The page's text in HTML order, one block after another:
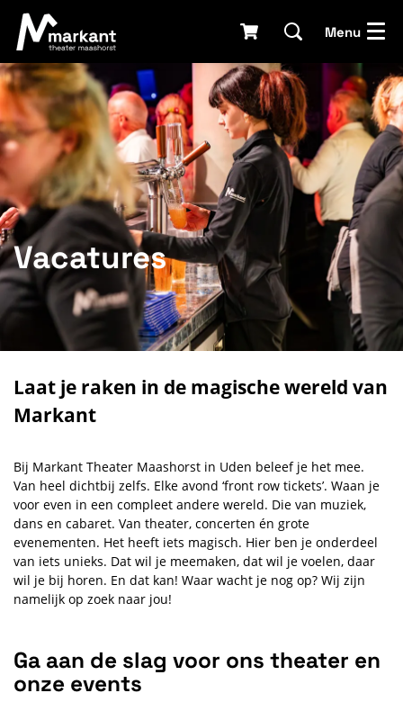
Menu
Vacatures
Laat je raken in de magische wereld van
Markant
Bij Markant Theater Maashorst in Uden beleef je het mee.
Van heel dichtbij zelfs. Elke avond ‘front row tickets’. Waan je
voor even in een compleet andere wereld. Die van muziek,
dans en cabaret. Van theater, concerten én grote
evenementen. Het heeft iets magisch. Hier ben je onderdeel
van iets unieks. Dat wil je meemaken, dat wil je voelen, daar
wil je bij horen. En dat kan! Waar wacht je nog op? Wij zijn
namelijk op zoek naar jou!
Ga aan de slag voor ons theater en
onze events